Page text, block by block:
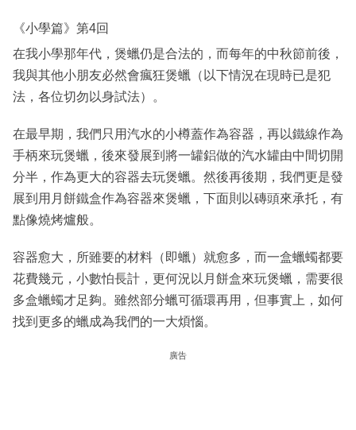
區
《小學篇》第4回
在我小學那年代，煲蠟仍是合法的，而每年的中秋節前後，
我與其他小朋友必然會瘋狂煲蠟（以下情況在現時已是犯
法，各位切勿以身試法）。
在最早期，我們只用汽水的小樽蓋作為容器，再以鐵線作為
手柄來玩煲蠟，後來發展到將一罐鋁做的汽水罐由中間切開
分半，作為更大的容器去玩煲蠟。然後再後期，我們更是發
展到用月餅鐵盒作為容器來煲蠟，下面則以磚頭來承托，有
點像燒烤爐般。
容器愈大，所雖要的材料（即蠟）就愈多，而一盒蠟蠋都要
花費幾元，小數怕長計，更何況以月餅盒來玩煲蠟，需要很
多盒蠟蠋才足夠。雖然部分蠟可循環再用，但事實上，如何
找到更多的蠟成為我們的一大煩惱。
廣告